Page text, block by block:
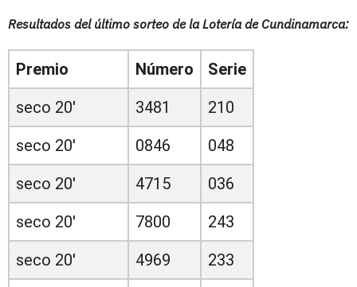
Resultados del último sorteo de la Lotería de Cundinamarca:
Premio Número
Serie
seco 20'
3481
210
seco 20'
0846
048
seco 20'
4715
036
seco 20'
7800
243
seco 20'
4969
233